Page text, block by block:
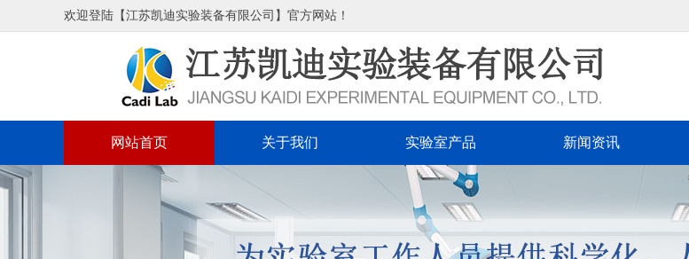
欢迎登陆【江苏凯迪实验装备有限公司】官方网站！
网站首页 关于我们 实验室产品 新闻资讯